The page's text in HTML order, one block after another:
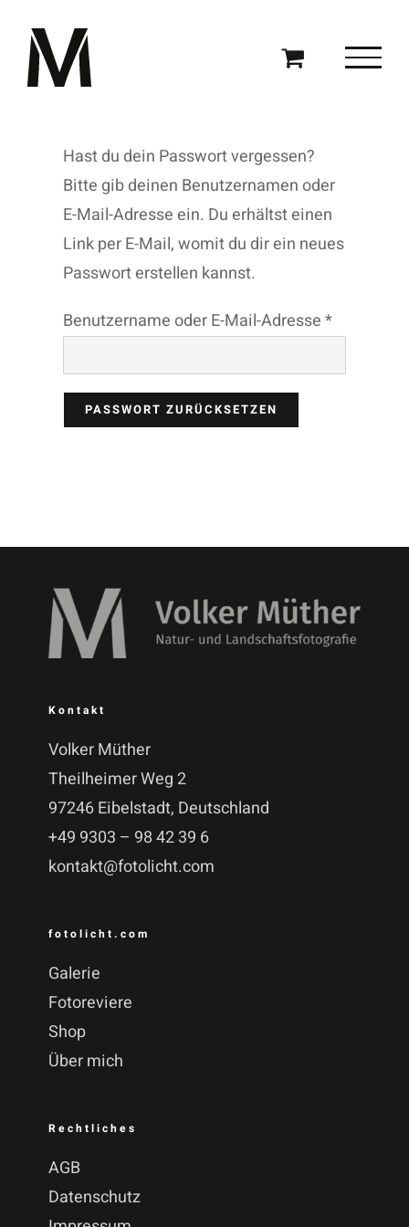
Inhalt
springen
Hast du dein Passwort vergessen?
Bitte gib deinen Benutzernamen oder
E-Mail-Adresse ein. Du erhältst einen
Link per E-Mail, womit du dir ein neues
Passwort erstellen kannst.
Benutzername oder E-Mail-Adresse*
PASSWORT ZURÜCKSETZEN
Kontakt
Volker Müther
Theilheimer Weg 2
97246 Eibelstadt, Deutschland
+49 9303 – 98 42 39 6
kontakt@fotolicht.com
fotolicht.com
Galerie
Fotoreviere
Shop
Über mich
Rechtliches
AGB
Datenschutz